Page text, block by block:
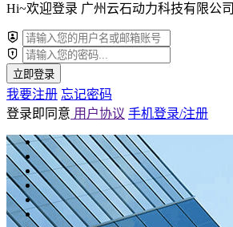
Hi~欢迎登录 广州云石动力科技有限公司
立即登录
我要注册 忘记密码
登录即同意 用户协议 手机登录/注册